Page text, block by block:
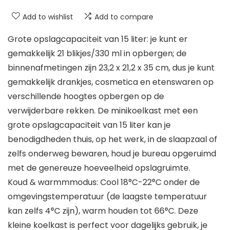
Add to wishlist Add to compare
Grote opslagcapaciteit van 15 liter: je kunt er
gemakkelijk 21 blikjes/330 ml in opbergen; de
binnenafmetingen zijn 23,2 x 21,2 x 35 cm, dus je kunt
gemakkelijk drankjes, cosmetica en etenswaren op
verschillende hoogtes opbergen op de
verwijderbare rekken. De minikoelkast met een
grote opslagcapaciteit van 15 liter kan je
benodigdheden thuis, op het werk, in de slaapzaal of
zelfs onderweg bewaren, houd je bureau opgeruimd
met de genereuze hoeveelheid opslagruimte.
Koud & warmmmodus: Cool 18°C-22°C onder de
omgevingstemperatuur (de laagste temperatuur
kan zelfs 4°C zijn), warm houden tot 66°C. Deze
kleine koelkast is perfect voor dagelijks gebruik, je